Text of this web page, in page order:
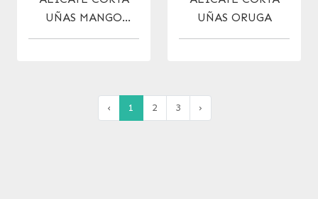
UÑAS MANGO
COLOR
UÑAS ORUGA
‹ 1 2 3 ›